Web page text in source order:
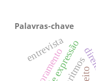
Palavras-chave
entrevista